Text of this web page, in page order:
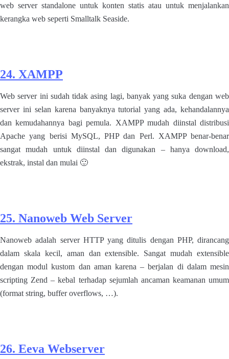
web server standalone untuk konten statis atau untuk menjalankan
kerangka web seperti Smalltalk Seaside.
24. XAMPP
Web server ini sudah tidak asing lagi, banyak yang suka dengan web
server ini selan karena banyaknya tutorial yang ada, kehandalannya
dan kemudahannya bagi pemula. XAMPP mudah diinstal distribusi
Apache yang berisi MySQL, PHP dan Perl. XAMPP benar-benar
sangat mudah untuk diinstal dan digunakan – hanya download,
ekstrak, instal dan mulai 🙂
25. Nanoweb Web Server
Nanoweb adalah server HTTP yang ditulis dengan PHP, dirancang
dalam skala kecil, aman dan extensible. Sangat mudah extensible
dengan modul kustom dan aman karena – berjalan di dalam mesin
scripting Zend – kebal terhadap sejumlah ancaman keamanan umum
(format string, buffer overflows, …).
26. Eeva Webserver